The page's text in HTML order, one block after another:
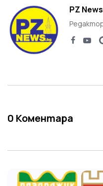
PZ News
0 Коментара